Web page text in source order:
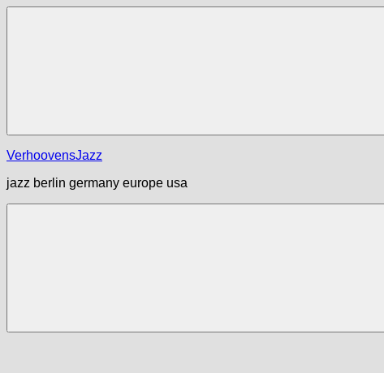
Zum
Menü
VerhoovensJazz
jazz berlin germany europe usa
Menü